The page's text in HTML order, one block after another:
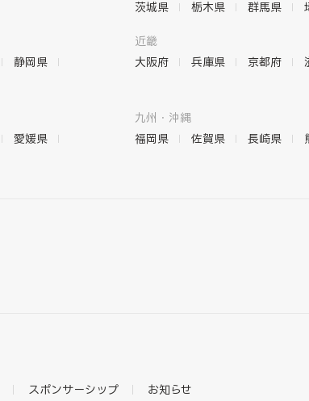
茨城県
栃木県 群馬県
静岡県
近畿
大阪府
兵庫県 京都府
愛媛県
九州・沖縄
福岡県
佐賀県 長崎県
スポンサーシップ お知らせ